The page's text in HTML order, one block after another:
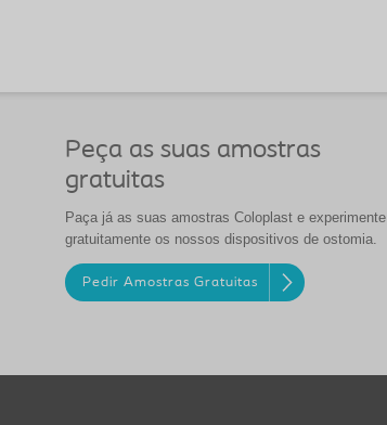
Peça as suas amostras
gratuitas
Paça já as suas amostras Coloplast e experimente
gratuitamente os nossos dispositivos de ostomia.
Pedir Amostras Gratuitas